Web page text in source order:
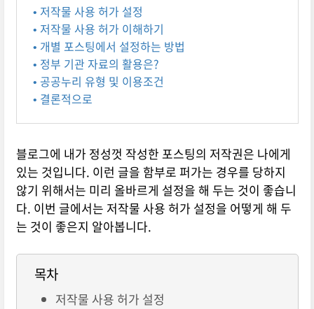
• 저작물 사용 허가 설정
• 저작물 사용 허가 이해하기
• 개별 포스팅에서 설정하는 방법
• 정부 기관 자료의 활용은?
• 공공누리 유형 및 이용조건
• 결론적으로
블로그에 내가 정성껏 작성한 포스팅의 저작권은 나에게
있는 것입니다. 이런 글을 함부로 퍼가는 경우를 당하지
않기 위해서는 미리 올바르게 설정을 해 두는 것이 좋습니
다. 이번 글에서는 저작물 사용 허가 설정을 어떻게 해 두
는 것이 좋은지 알아봅니다.
목차
저작물 사용 허가 설정